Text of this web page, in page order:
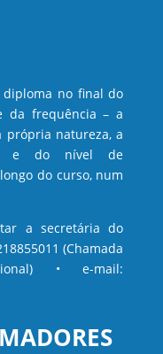
diploma no final do
da frequência – a
própria natureza, a
– e do nível de
do curso, num
a secretária do
(Chamada
• e-mail: